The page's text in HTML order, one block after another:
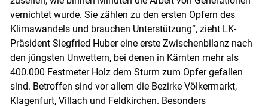
vernichtet wurde. Sie zählen zu den ersten Opfern des
Klimawandels und brauchen Unterstützung“, zieht LK-
Präsident Siegfried Huber eine erste Zwischenbilanz nach
den jüngsten Unwettern, bei denen in Kärnten mehr als
400.000 Festmeter Holz dem Sturm zum Opfer gefallen
sind. Betroffen sind vor allem die Bezirke Völkermarkt,
Klagenfurt, Villach und Feldkirchen. Besonders